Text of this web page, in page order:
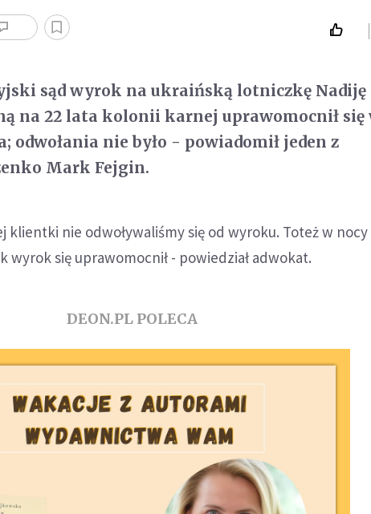
sąd wyrok na ukraińską lotniczkę Nadiję
na 22 lata kolonii karnej uprawomocnił się
odwołania nie było - powiadomił jeden z
Mark Fejgin.
klientki nie odwoływaliśmy się od wyroku. Toteż w nocy
wyrok się uprawomocnił - powiedział adwokat.
DEON.PL POLECA